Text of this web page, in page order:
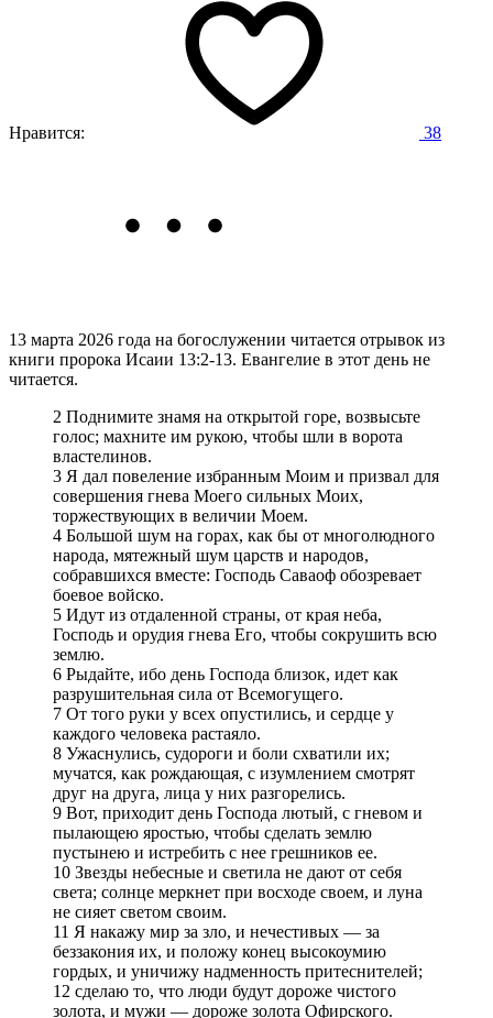
Нравится: 38
13 марта 2026 года на богослужении читается отрывок из
книги пророка Исаии 13:2-13. Евангелие в этот день не
читается.
2 Поднимите знамя на открытой горе, возвысьте
голос; махните им рукою, чтобы шли в ворота
властелинов.
3 Я дал повеление избранным Моим и призвал для
совершения гнева Моего сильных Моих,
торжествующих в величии Моем.
4 Большой шум на горах, как бы от многолюдного
народа, мятежный шум царств и народов,
собравшихся вместе: Господь Саваоф обозревает
боевое войско.
5 Идут из отдаленной страны, от края неба,
Господь и орудия гнева Его, чтобы сокрушить всю
землю.
6 Рыдайте, ибо день Господа близок, идет как
разрушительная сила от Всемогущего.
7 От того руки у всех опустились, и сердце у
каждого человека растаяло.
8 Ужаснулись, судороги и боли схватили их;
мучатся, как рождающая, с изумлением смотрят
друг на друга, лица у них разгорелись.
9 Вот, приходит день Господа лютый, с гневом и
пылающею яростью, чтобы сделать землю
пустынею и истребить с нее грешников ее.
10 Звезды небесные и светила не дают от себя
света; солнце меркнет при восходе своем, и луна
не сияет светом своим.
11 Я накажу мир за зло, и нечестивых — за
беззакония их, и положу конец высокоумию
гордых, и уничижу надменность притеснителей;
12 сделаю то, что люди будут дороже чистого
золота, и мужи — дороже золота Офирского.